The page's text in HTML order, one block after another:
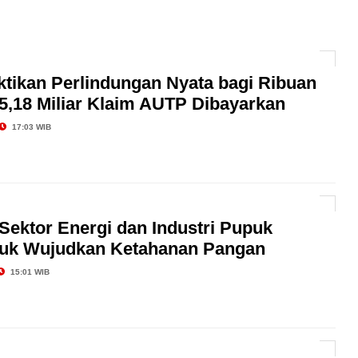
Perlindungan Nyata bagi Ribuan
Miliar Klaim AUTP Dibayarkan
17:03 WIB
Energi dan Industri Pupuk
Wujudkan Ketahanan Pangan
15:01 WIB